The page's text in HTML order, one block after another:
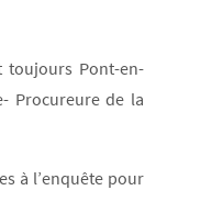
toujours Pont-en-
Procureure de la
à l’enquête pour